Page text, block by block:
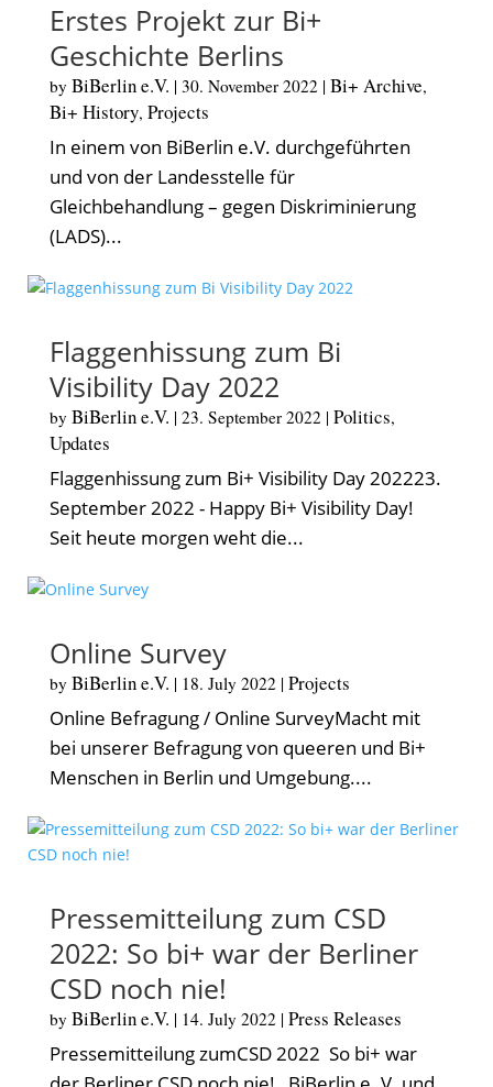
Erstes Projekt zur Bi+
Geschichte Berlins
by BiBerlin e.V. | 30. November 2022 | Bi+ Archive,
Bi+ History, Projects
In einem von BiBerlin e.V. durchgeführten
und von der Landesstelle für
Gleichbehandlung – gegen Diskriminierung
(LADS)...
Flaggenhissung zum Bi
Visibility Day 2022
by BiBerlin e.V. | 23. September 2022 | Politics,
Updates
Flaggenhissung zum Bi+ Visibility Day 202223.
September 2022 - Happy Bi+ Visibility Day!
Seit heute morgen weht die...
Online Survey
by BiBerlin e.V. | 18. July 2022 | Projects
Online Befragung / Online SurveyMacht mit
bei unserer Befragung von queeren und Bi+
Menschen in Berlin und Umgebung....
Pressemitteilung zum CSD
2022: So bi+ war der Berliner
CSD noch nie!
by BiBerlin e.V. | 14. July 2022 | Press Releases
Pressemitteilung zumCSD 2022 So bi+ war